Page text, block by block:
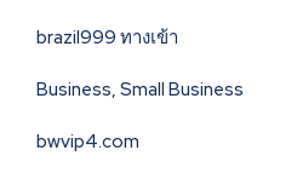
brazil999 ทางเข้า
Business, Small Business
bwvip4.com